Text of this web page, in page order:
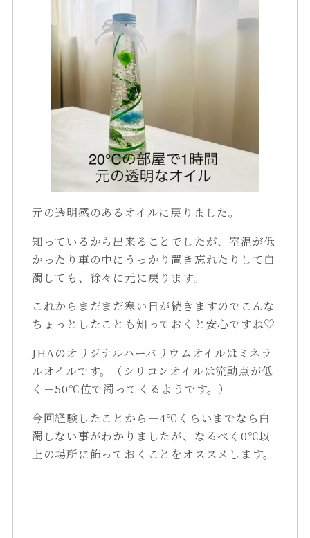
元の透明感のあるオイルに戻りました。
知っているから出来ることでしたが、室温が低
かったり車の中にうっかり置き忘れたりして白
濁しても、徐々に元に戻ります。
これからまだまだ寒い日が続きますのでこんな
ちょっとしたことも知っておくと安心ですね♡
JHAのオリジナルハーバリウムオイルはミネラ
ルオイルです。（シリコンオイルは流動点が低
く－50℃位で濁ってくるようです。）
今回経験したことから－4℃くらいまでなら白
濁しない事がわかりましたが、なるべく0℃以
上の場所に飾っておくことをオススメします。